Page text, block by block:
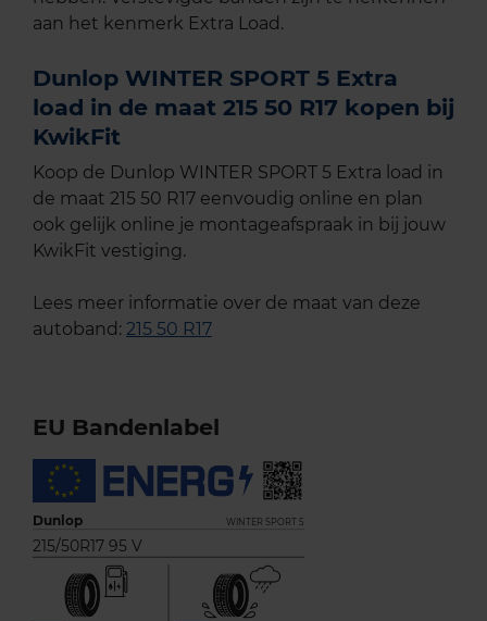
aan het kenmerk Extra Load.
Dunlop WINTER SPORT 5 Extra
load in de maat 215 50 R17 kopen bij
KwikFit
Koop de Dunlop WINTER SPORT 5 Extra load in
de maat 215 50 R17 eenvoudig online en plan
ook gelijk online je montageafspraak in bij jouw
KwikFit vestiging.
Lees meer informatie over de maat van deze
autoband: 215 50 R17
EU Bandenlabel
Dunlop WINTER SPORT 5
215/50R17 95 V